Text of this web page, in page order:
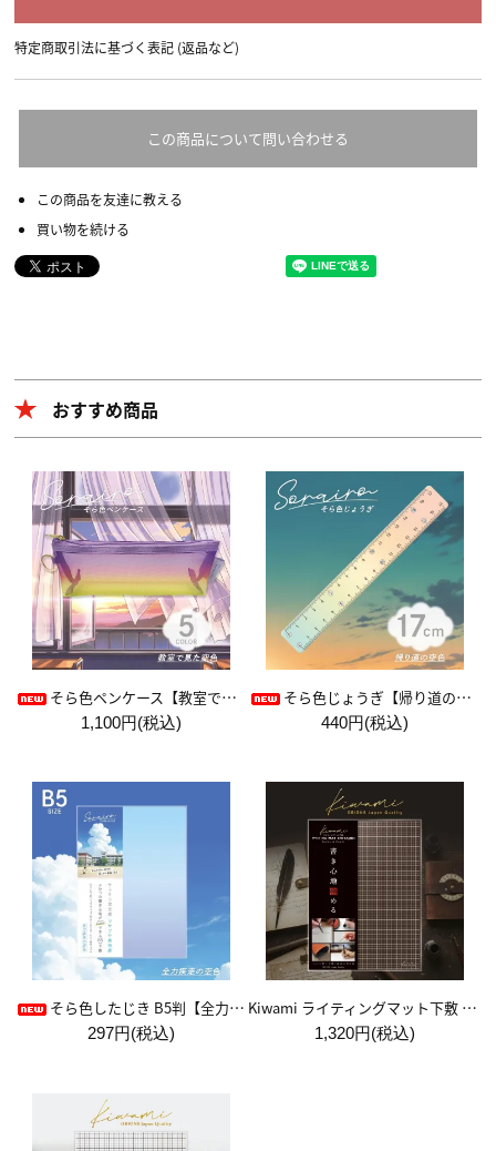
特定商取引法に基づく表記 (返品など)
この商品について問い合わせる
この商品を友達に教える
買い物を続ける
おすすめ商品
そら色ペンケース【教室で見た空色】
1,100円(税込)
そら色じょうぎ【帰り道の空色】
440円(税込)
そら色したじき B5判【全力疾走の空色】
297円(税込)
Kiwami ライティングマット下敷 A4+【ブラウン&キャメル】
1,320円(税込)